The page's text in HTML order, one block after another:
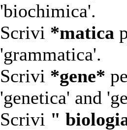
'biochimica'.
Scrivi *matica
'grammatica'.
Scrivi *gene*
'genetica' and
Scrivi "